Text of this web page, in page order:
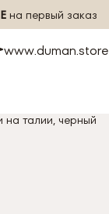
на первый заказ
www.duman.store